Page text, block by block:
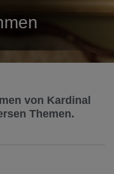
von Kardinal
Themen.